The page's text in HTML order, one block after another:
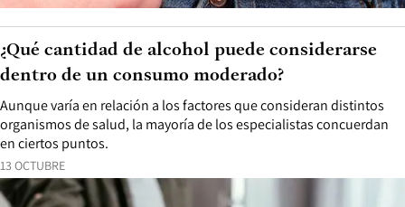
13 OCTUBRE
Aunque varía en relación a los factores que consideran distintos
organismos de salud, la mayoría de los especialistas concuerdan
en ciertos puntos.
¿Qué cantidad de alcohol puede considerarse
dentro de un consumo moderado?